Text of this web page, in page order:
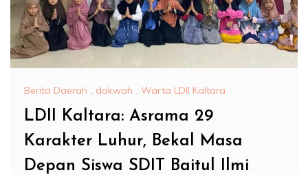
Berita Daerah , dakwah , Warta LDII Kaltara
LDII Kaltara: Asrama 29
Karakter Luhur, Bekal Masa
Depan Siswa SDIT Baitul Ilmi